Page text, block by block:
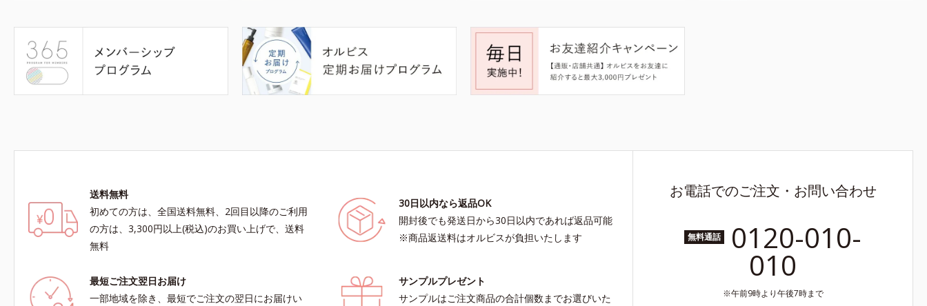
送料無料
初めての方は、全国送料無料、2回目以降のご利用
の方は、3,300円以上(税込)のお買い上げで、送料
無料
30日以内なら返品OK
開封後でも発送日から30日以内であれば返品可能
※商品返送料はオルビスが負担いたします
最短ご注文翌日お届け
一部地域を除き、最短でご注文の翌日にお届けい
サンプルプレゼント
サンプルはご注文商品の合計個数までお選びいた
お電話でのご注文・お問い合わせ
無料通話 0120-010-
010
午前9時より午後7時まで